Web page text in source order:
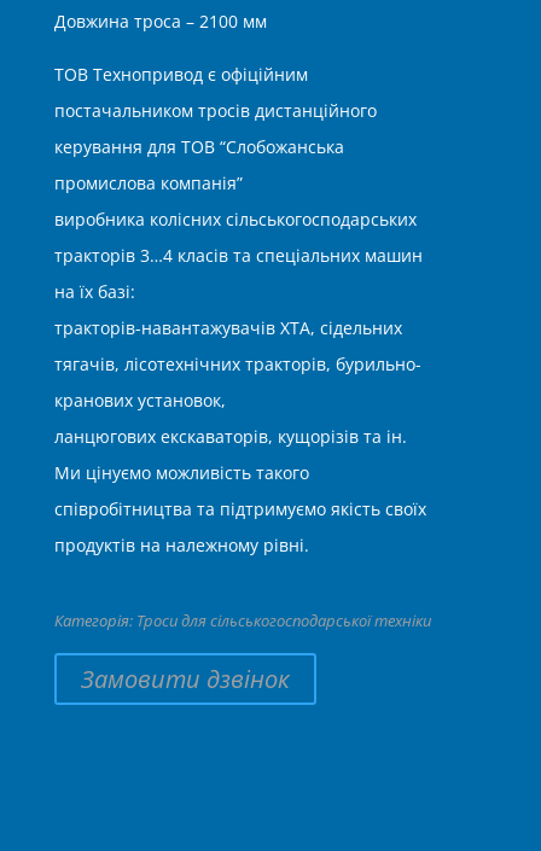
Довжина троса – 2100 мм
ТОВ Технопривод є офіційним
постачальником тросів дистанційного
керування для ТОВ “Слобожанська
промислова компанія”
виробника колісних сільськогосподарських
тракторів 3…4 класів та спеціальних машин
на їх базі:
тракторів-навантажувачів ХТА, сідельних
тягачів, лісотехнічних тракторів, бурильно-
кранових установок,
ланцюгових екскаваторів, кущорізів та ін.
Ми цінуємо можливість такого
співробітництва та підтримуємо якість своїх
продуктів на належному рівні.
Категорія: Троси для сільськогосподарської техніки
Замовити дзвінок